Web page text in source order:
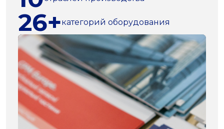
26+категорий оборудования